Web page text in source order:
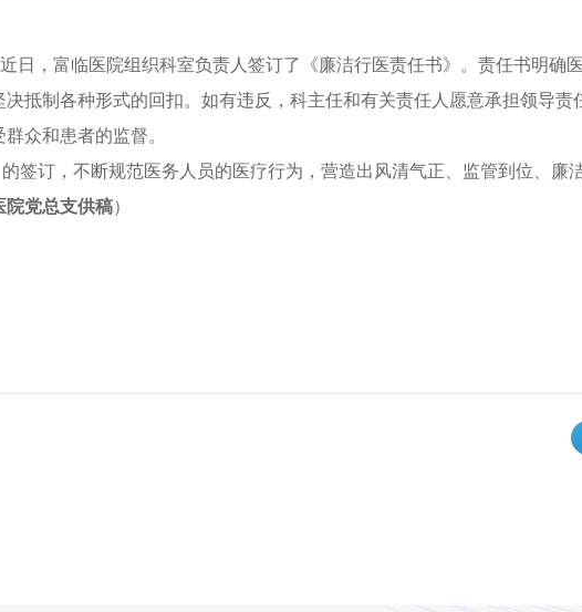
日，富临医院组织科室负责人签订了《廉洁行医责任书》。责任书明确
抵制各种形式的回扣。如有违反，科主任和有关责任人愿意承担领导责
众和患者的监督。
签订，不断规范医务人员的医疗行为，营造出风清气正、监管到位、廉
院党总支供稿）